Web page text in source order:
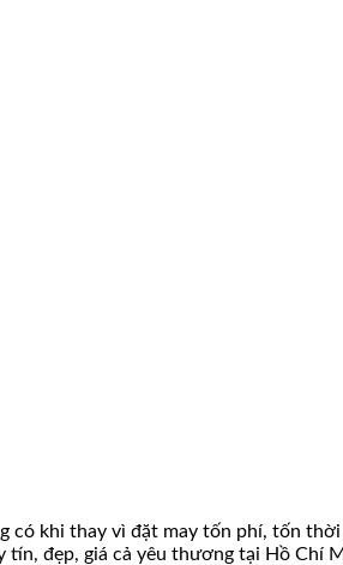
khi thay vì đặt may tốn phí, tốn
đẹp, giá cả yêu thương tại Hồ Chí